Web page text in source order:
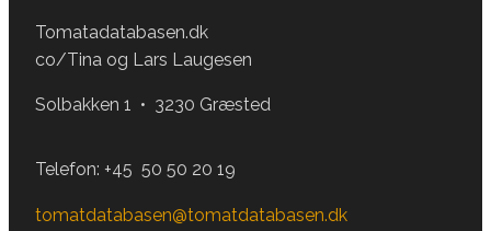
Tomatadatabasen.dk
co/Tina og Lars Laugesen
Solbakken 1 • 3230 Græsted
Telefon: +45 50 50 20 19
tomatdatabasen@tomatdatabasen.dk